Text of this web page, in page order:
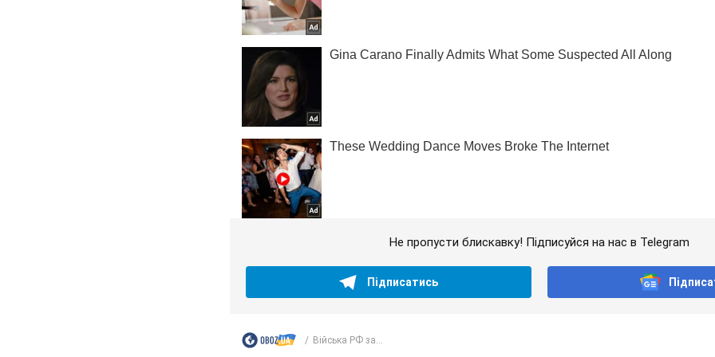
Не пропусти блискавку! Підписуйся на нас в Telegram
Підписатись
Війська РФ за...